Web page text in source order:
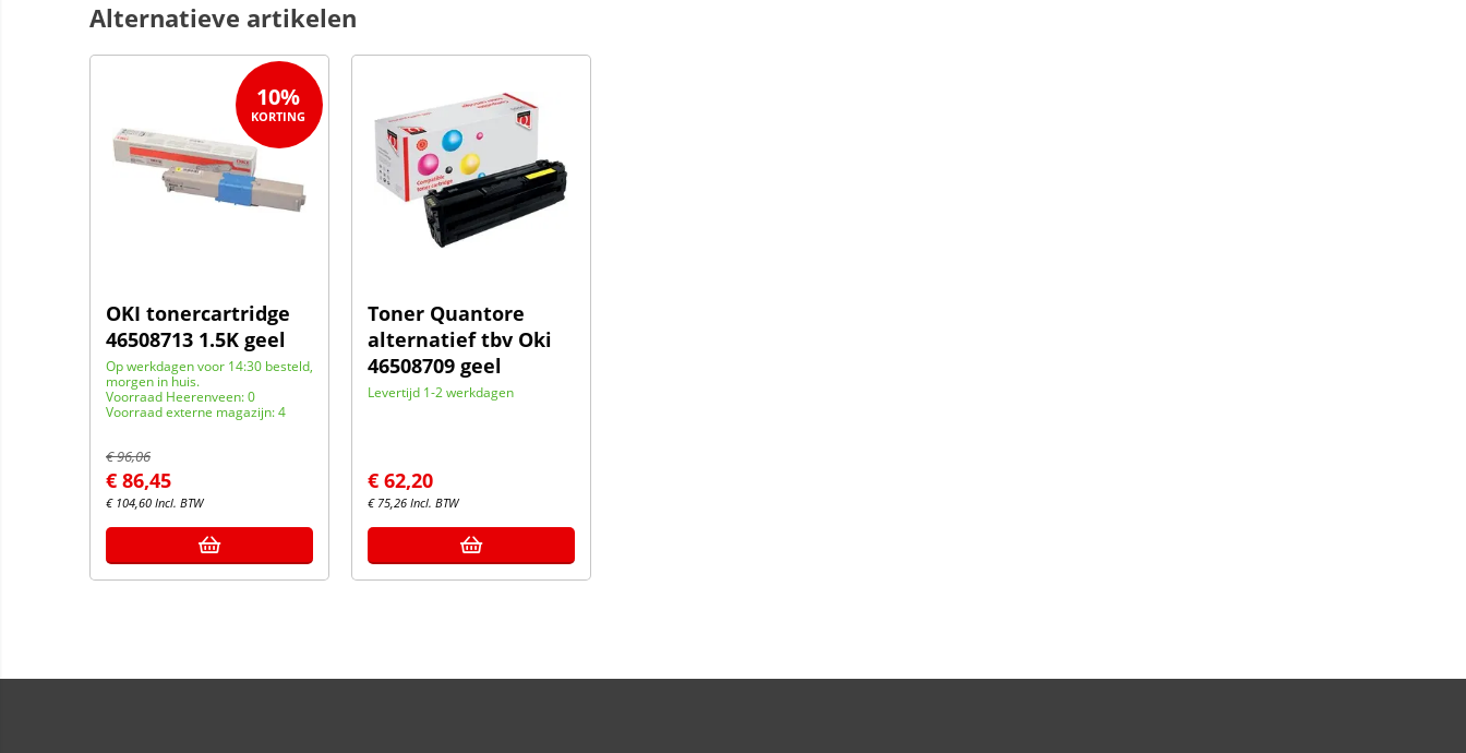
Alternatieve artikelen
OKI tonercartridge
46508713 1.5K geel
Op werkdagen voor 14:30 besteld,
morgen in huis.
Voorraad Heerenveen: 0
Voorraad externe magazijn: 4
€96,06
10%
€ 86,45
€ 104,60 Incl. BTW
Toner Quantore
alternatief tbv Oki
46508709 geel
Levertijd 1-2 werkdagen
€ 62,20
€ 75,26 Incl. BTW